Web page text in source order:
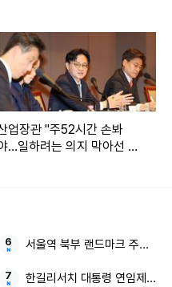
업장관 "주52시간 손봐
…일하려는 의지 막아선 안
서울역 북부 랜드마크 주거지
한길리서치 대통령 연임제 보